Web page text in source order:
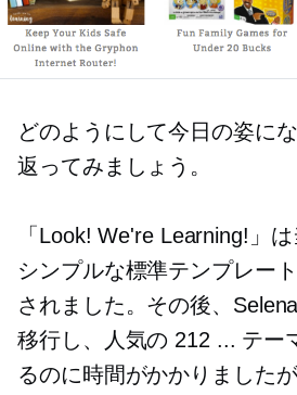
どのようにして今日の姿に
返ってみましょう。
「Look! We're Learning!」
シンプルな標準テンプレー
されました。その後、
移行し、人気の 212 ... テー
るのに時間がかかりました